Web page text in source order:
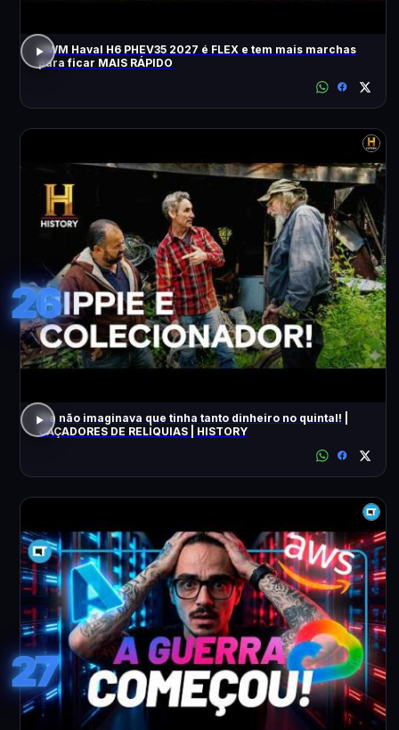
GWM Haval H6 PHEV35 2027 é FLEX e tem mais marchas
para ficar MAIS RÁPIDO
26
Ele não imaginava que tinha tanto dinheiro no quintal! |
CAÇADORES DE RELÍQUIAS | HISTORY
27